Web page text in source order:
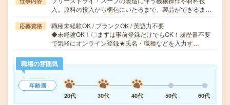
入。原料の投入から梱包にいたるまで、製品ができるま…
応募資格
職種未経験OK / ブランクOK / 英語力不要
◆未経験OK！〇まずは事前登録だけでもOK！履歴書不要
で気軽にオンライン登録★氏名・職種などを入力す…
職場の雰囲気
年齢層
20代
30代 40代 50代 60代